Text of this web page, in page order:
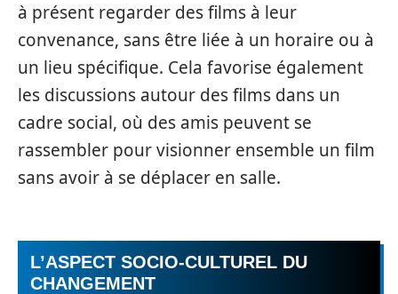
à présent regarder des films à leur
convenance, sans être liée à un horaire ou à
un lieu spécifique. Cela favorise également
les discussions autour des films dans un
cadre social, où des amis peuvent se
rassembler pour visionner ensemble un film
sans avoir à se déplacer en salle.
L’ASPECT SOCIO-CULTUREL DU
CHANGEMENT